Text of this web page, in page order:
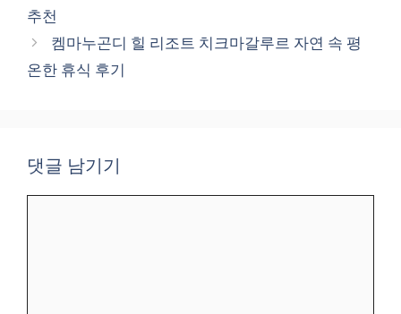
리
추천
켐마누곤디 힐 리조트 치크마갈루르 자연 속 평
온한 휴식 후기
댓글 남기기